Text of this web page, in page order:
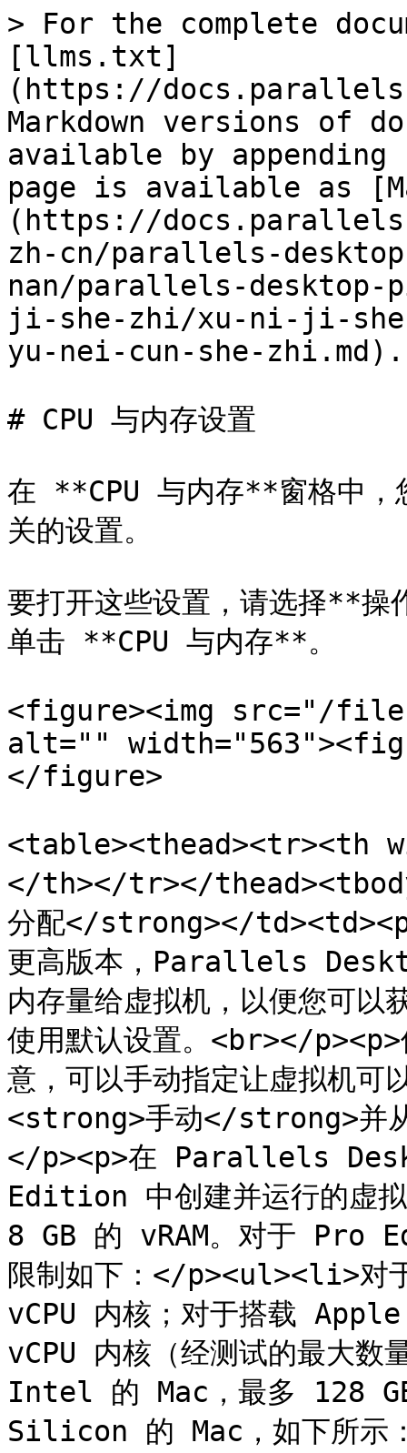
> For the complete
[llms.txt]
(https://
Markdown versions of
available by
page is available as
(https://
zh-cn/parallels-
nan/parallels-desktop-
ji-she-zhi/xu-ni-ji-
yu-nei-cun-she-zhi.md).
# CPU 与内存设置
在 **CPU 与内存**窗格中，
关的设置。
要打开这些设置，请选择
单击 **CPU 与内存**。
<figure><img src="/files/
alt=""
</figure>
<table><thead><tr><th
</th></tr></
分配</strong></
更高版本，Parallels
内存量给虚拟机，以便您可以
使用默认设置。<br></p><p>
意，可以手动指定让虚拟机可
<strong>手动</strong>并
</p><p>在 Parallels
Edition 中创建并运行的虚
8 GB 的 vRAM。对于
限制如下：</p><ul><li>
vCPU 内核；对于搭载
vCPU 内核（经测试的最大
Intel 的 Mac，最多 128
Silicon 的 Mac，如下所示